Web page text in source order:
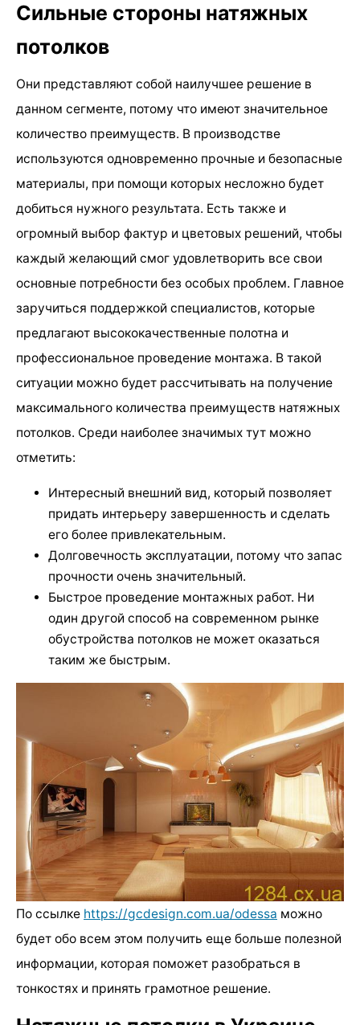
Сильные стороны натяжных
потолков
Они представляют собой наилучшее решение в
данном сегменте, потому что имеют значительное
количество преимуществ. В производстве
используются одновременно прочные и безопасные
материалы, при помощи которых несложно будет
добиться нужного результата. Есть также и
огромный выбор фактур и цветовых решений, чтобы
каждый желающий смог удовлетворить все свои
основные потребности без особых проблем. Главное
заручиться поддержкой специалистов, которые
предлагают высококачественные полотна и
профессиональное проведение монтажа. В такой
ситуации можно будет рассчитывать на получение
максимального количества преимуществ натяжных
потолков. Среди наиболее значимых тут можно
отметить:
Интересный внешний вид, который позволяет
придать интерьеру завершенность и сделать
его более привлекательным.
Долговечность эксплуатации, потому что запас
прочности очень значительный.
Быстрое проведение монтажных работ. Ни
один другой способ на современном рынке
обустройства потолков не может оказаться
таким же быстрым.
По ссылке https://gcdesign.com.ua/odessa можно
будет обо всем этом получить еще больше полезной
информации, которая поможет разобраться в
тонкостях и принять грамотное решение.